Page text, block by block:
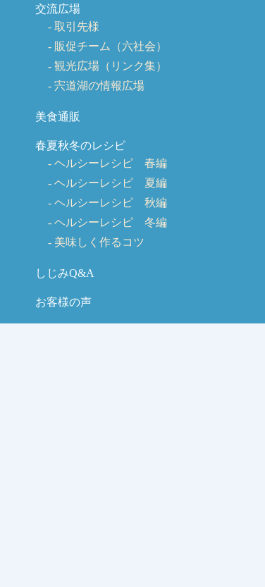
交流広場
取引先様
販促チーム（六社会）
観光広場（リンク集）
宍道湖の情報広場
美食通販
春夏秋冬のレシピ
ヘルシーレシピ 春編
ヘルシーレシピ 夏編
ヘルシーレシピ 秋編
ヘルシーレシピ 冬編
美味しく作るコツ
しじみQ&A
お客様の声